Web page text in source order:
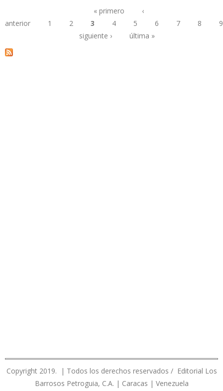
Páginas
« primero
‹
anterior
1 2 3 4 5 6 7 8
9
siguiente ›
última »
Copyright 2019. | Todos los derechos reservados / Editorial Los
Barrosos Petroguia, C.A. | Caracas | Venezuela